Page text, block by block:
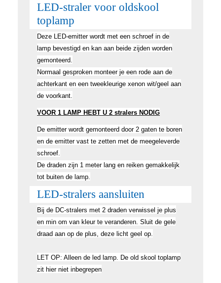
LED-straler voor oldskool
toplamp
Deze LED-emitter wordt met een schroef in de
lamp bevestigd en kan aan beide zijden worden
gemonteerd.
Normaal gesproken monteer je een rode aan de
achterkant en een tweekleurige xenon wit/geel aan
de voorkant.
VOOR 1 LAMP HEBT U 2 stralers NODIG
De emitter wordt gemonteerd door 2 gaten te boren
en de emitter vast te zetten met de meegeleverde
schroef.
De draden zijn 1 meter lang en reiken gemakkelijk
tot buiten de lamp.
LED-stralers aansluiten
Bij de DC-stralers met 2 draden verwissel je plus
en min om van kleur te veranderen. Sluit de gele
draad aan op de plus, deze licht geel op.
LET OP: Alleen de led lamp. De old skool toplamp
zit hier niet inbegrepen